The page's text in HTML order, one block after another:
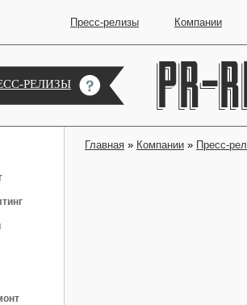
Пресс-релизы Компании
РЕЛИЗЫ
Главная » Компании » Пресс-